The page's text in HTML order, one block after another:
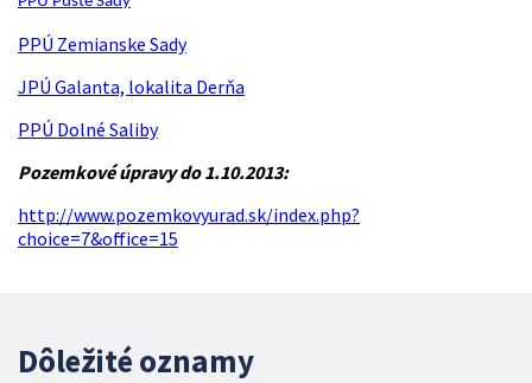
PPÚ Zemianske Sady
JPÚ Galanta, lokalita Derňa
PPÚ Dolné Saliby
Pozemkové úpravy do 1.10.2013:
http://www.pozemkovyurad.sk/index.php?
choice=7&office=15
Dôležité oznamy